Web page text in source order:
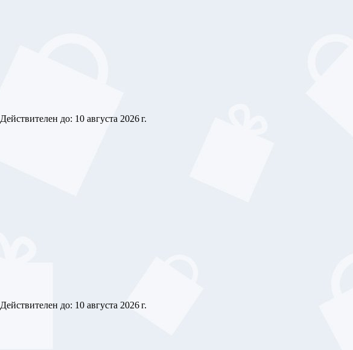
Действителен до: 10 августа 2026 г.
Действителен до: 10 августа 2026 г.